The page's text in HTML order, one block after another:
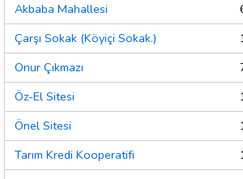
Akbaba Mahallesi
Çarşı Sokak (Köyiçi Sokak.)
Onur Çıkmazı
Öz-El Sitesi
Önel Sitesi
Tarım Kredi Kooperatifi